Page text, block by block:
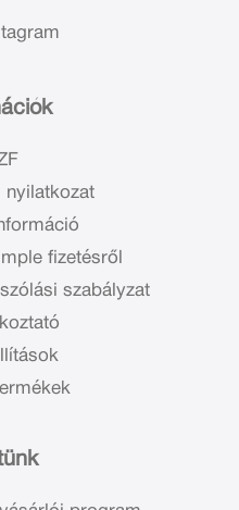
nyilatkozat
fizetésről
szabályzat